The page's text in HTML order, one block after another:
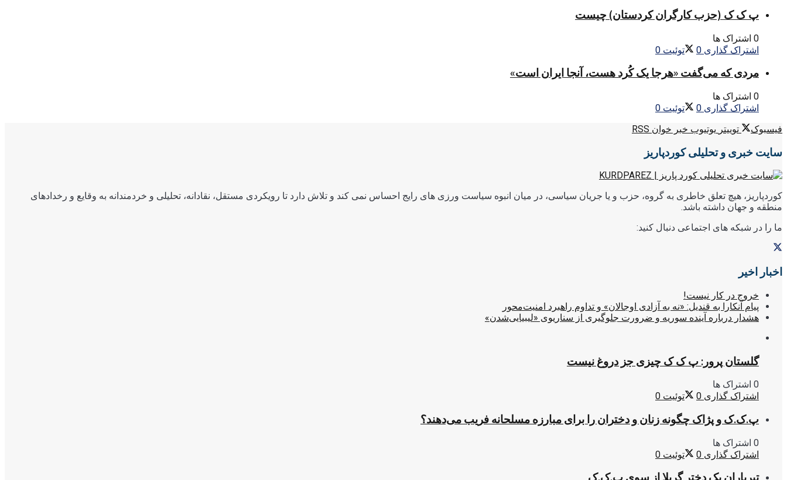
پ ک ک (حزب کارگران کردستان) چیست
0 اشتراک ها
اشتراک گذاری 0 توئیت 0
مردی که می‌گفت «هرجا یک کُرد هست، آنجا ایران است»
0 اشتراک ها
اشتراک گذاری 0 توئیت 0
فیسبوک
توییتر یوتیوب خبر خوان RSS
سایت خبری و تحلیلی کوردپاریز
کوردپاریز، هیچ تعلق خاطری به گروه، حزب و یا جریان سیاسی، در میان انبوه سیاست ورزی های رایج احساس نمی کند و تلاش دارد تا رویکردی مستقل، نقادانه، تحلیلی و خردمندانه به وقایع و رخدادهای
منطقه و جهان داشته باشد.
ما را در شبکه های اجتماعی دنبال کنید:
اخبار اخیر
خروج در کار نیست!
پیام آنکارا به قندیل: «نه به آزادی اوجالان» و تداوم راهبرد امنیت‌محور
هشدار درباره آینده سوریه و ضرورت جلوگیری از سناریوی «لیبیایی‌شدن»
گلستان پرور: پ ک ک چیزی جز دروغ نیست
0 اشتراک ها
اشتراک گذاری 0 توئیت 0
پ.ک.ک و پژاک چگونه زنان و دختران را برای مبارزه مسلحانه فریب می‌دهند؟
0 اشتراک ها
اشتراک گذاری 0 توئیت 0